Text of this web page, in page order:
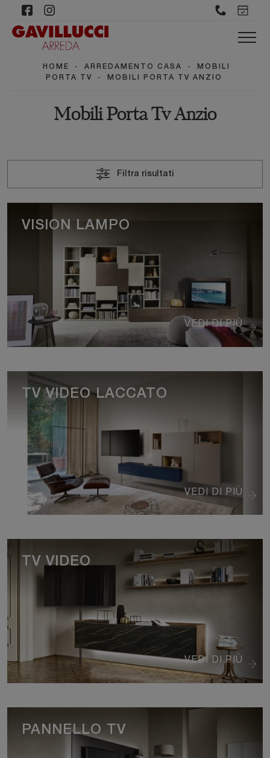
HOME - ARREDAMENTO CASA -
MOBILI
PORTA TV
- MOBILI PORTA TV ANZIO
Mobili Porta Tv Anzio
Filtra risultati
VEDI DI PIÙ
VISION LAMPO
VEDI DI PIÙ
TV VIDEO LACCATO
VEDI DI PIÙ
TV VIDEO
PANNELLO TV